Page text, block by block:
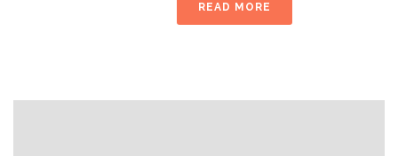
READ MORE